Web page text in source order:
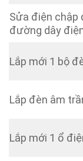
Sửa điện chập
đường dây
Lắp mới 1 bộ
Lắp đèn âm
Lắp mới 1 ổ